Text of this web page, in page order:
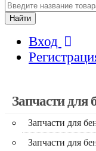
Найти
Вход
Запчасти для
Запчасти для
Запчасти для